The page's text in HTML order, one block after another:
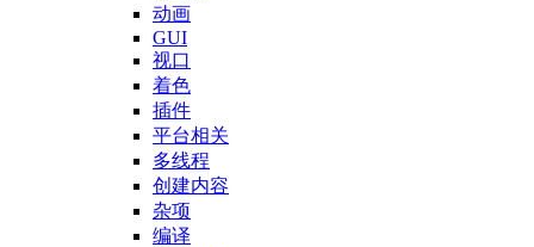
动画
GUI
视口
着色
插件
平台相关
多线程
创建内容
杂项
编译